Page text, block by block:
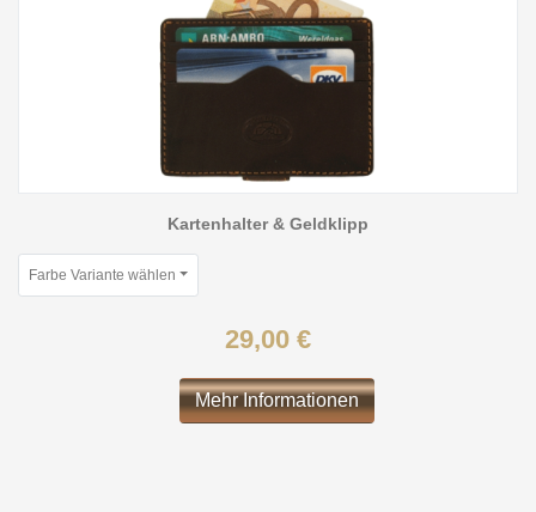
Kartenhalter & Geldklipp
Farbe Variante wählen
29,00 €
Mehr Informationen